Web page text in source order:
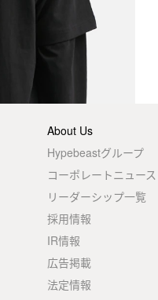
About Us
Hypebeastグループ
コーポレートニュース
リーダーシップ一覧
採用情報
IR情報
広告掲載
法定情報